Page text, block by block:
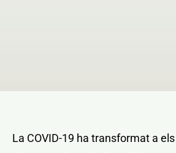
La COVID-19 ha transformat a